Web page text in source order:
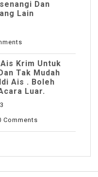
Dan
Lain
Krim Untuk
Tak Mudah
Ais . Boleh
Luar.
Comments